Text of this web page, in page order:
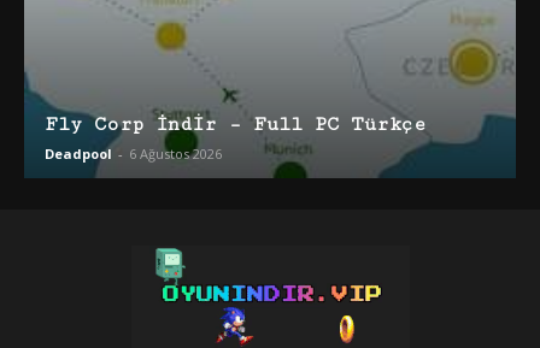
Fly Corp İndir – Full PC Türkçe
Deadpool - 6 Ağustos 2026